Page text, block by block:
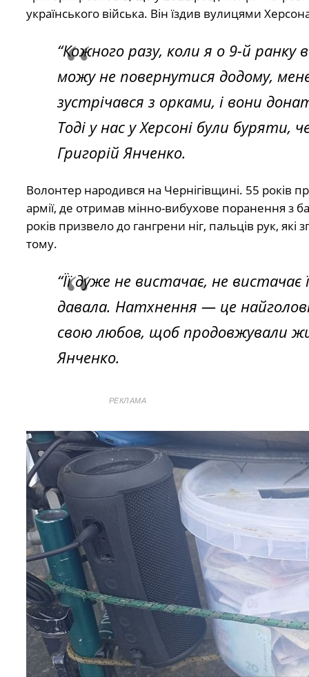
українського війська. Він їздив вулицями
“Кожного разу, коли я о 9-й
можу не повернутися додому,
зустрічався з орками, і вони
Тоді у нас у Херсоні були
Григорій Янченко.
Волонтер народився на Чернігівщині. 55 років
армії, де отримав мінно-вибухове поранення з
років призвело до гангрени ніг, пальців рук,
тому.
“Її дуже не вистачає, не
давала. Натхнення — це
свою любов, щоб продовжували
Янченко.
РЕКЛАМА